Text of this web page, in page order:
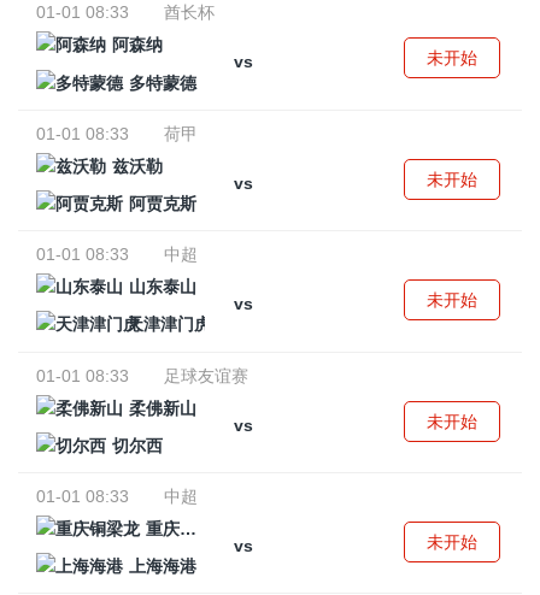
01-01 08:33
酋长杯
阿森纳
vs
多特蒙德
未开始
01-01 08:33
荷甲
兹沃勒
vs
阿贾克斯
未开始
01-01 08:33
中超
山东泰山
vs
天津津门虎
未开始
01-01 08:33
足球友谊赛
柔佛新山
vs
切尔西
未开始
01-01 08:33
中超
重庆铜梁龙
vs
上海海港
未开始